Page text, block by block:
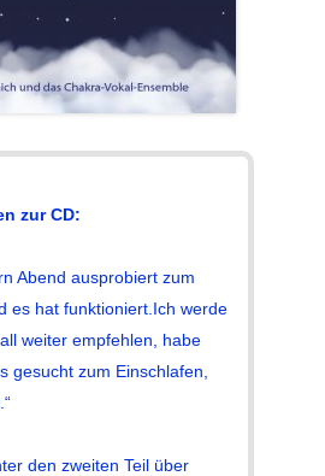
zur CD:
Abend ausprobiert zum
es hat funktioniert.Ich werde
weiter empfehlen, habe
gesucht zum Einschlafen,
den zweiten Teil über